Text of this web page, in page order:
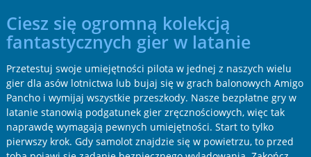
Ciesz się ogromną kolekcją
fantastycznych gier w latanie
Przetestuj swoje umiejętności pilota w jednej z naszych wielu
gier dla asów lotnictwa lub bujaj się w grach balonowych Amigo
Pancho i wymijaj wszystkie przeszkody. Nasze bezpłatne gry w
latanie stanowią podgatunek gier zręcznościowych, więc tak
naprawdę wymagają pewnych umiejętności. Start to tylko
pierwszy krok. Gdy samolot znajdzie się w powietrzu, to przed